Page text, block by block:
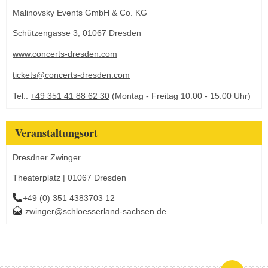
Malinovsky Events GmbH & Co. KG
Schützengasse 3, 01067 Dresden
www.concerts-dresden.com
tickets@concerts-dresden.com
Tel.: +49 351 41 88 62 30 (Montag - Freitag 10:00 - 15:00 Uhr)
Veranstaltungsort
Dresdner Zwinger
Theaterplatz | 01067 Dresden
+49 (0) 351 4383703 12
zwinger@schloesserland-sachsen.de